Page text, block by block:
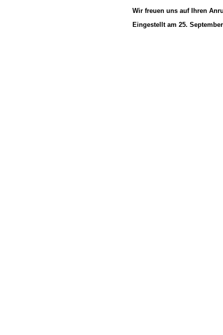
Wir freuen uns auf Ihren
Eingestellt am 25.